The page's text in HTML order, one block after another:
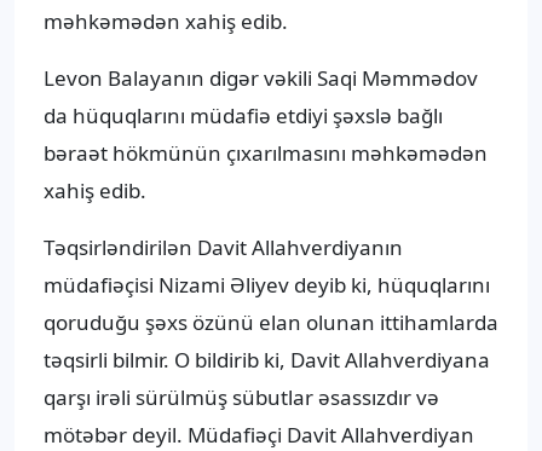
məhkəmədən xahiş edib.
Levon Balayanın digər vəkili Saqi Məmmədov
da hüquqlarını müdafiə etdiyi şəxslə bağlı
bəraət hökmünün çıxarılmasını məhkəmədən
xahiş edib.
Təqsirləndirilən Davit Allahverdiyanın
müdafiəçisi Nizami Əliyev deyib ki, hüquqlarını
qoruduğu şəxs özünü elan olunan ittihamlarda
təqsirli bilmir. O bildirib ki, Davit Allahverdiyana
qarşı irəli sürülmüş sübutlar əsassızdır və
mötəbər deyil. Müdafiəçi Davit Allahverdiyan